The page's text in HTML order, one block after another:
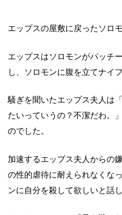
エップスの屋敷に戻ったソロ
エップスはソロモンがパッチ
し、ソロモンに腹を立てナイ
騒ぎを聞いたエップス夫人は
たいっていうの？不潔だわ。
のでした。
加速するエップス夫人からの
の性的虐待に耐えられなくな
ンに自分を殺して欲しいと話し